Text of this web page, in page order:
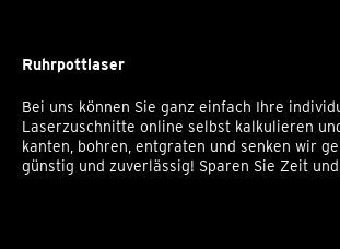
Ruhrpottlaser
Bei uns können Sie ganz einfach Ihre
Laserzuschnitte online selbst kalkulieren
kanten, bohren, entgraten und senken wir
günstig und zuverlässig! Sparen Sie Zeit